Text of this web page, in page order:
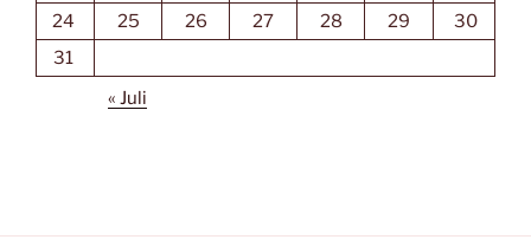
24
25 26 27 28 29
30
31
« Juli